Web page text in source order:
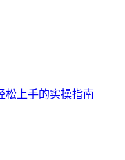
松上手的实操指南